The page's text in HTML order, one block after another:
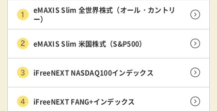
eMAXIS Slim 全世界株式（オール・カントリ
ー）
eMAXIS Slim 米国株式（S&P500）
iFreeNEXT NASDAQ100インデックス
iFreeNEXT FANG+インデックス